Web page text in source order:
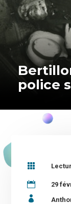
police

 29
